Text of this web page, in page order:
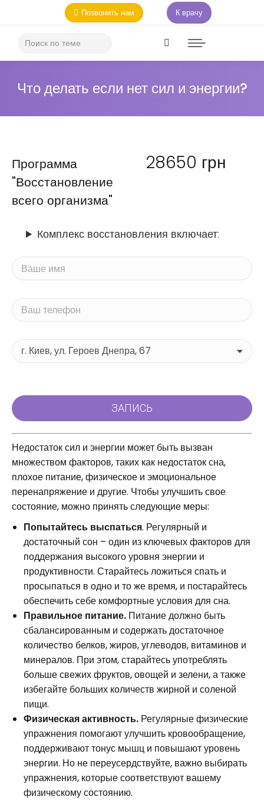
Позвонить нам К врачу
Что делать если нет сил и энергии?
Программа
"Восстановление
всего организма"
28650 грн
Комплекс восстановления включает:
Недостаток сил и энергии может быть вызван
множеством факторов, таких как недостаток сна,
плохое питание, физическое и эмоциональное
перенапряжение и другие. Чтобы улучшить свое
состояние, можно принять следующие меры:
Попытайтесь выспаться. Регулярный и
достаточный сон – один из ключевых факторов для
поддержания высокого уровня энергии и
продуктивности. Старайтесь ложиться спать и
просыпаться в одно и то же время, и постарайтесь
обеспечить себе комфортные условия для сна.
Правильное питание. Питание должно быть
сбалансированным и содержать достаточное
количество белков, жиров, углеводов, витаминов и
минералов. При этом, старайтесь употреблять
больше свежих фруктов, овощей и зелени, а также
избегайте больших количеств жирной и соленой
пищи.
Физическая активность. Регулярные физические
упражнения помогают улучшить кровообращение,
поддерживают тонус мышц и повышают уровень
энергии. Но не переусердствуйте, важно выбирать
упражнения, которые соответствуют вашему
физическому состоянию.